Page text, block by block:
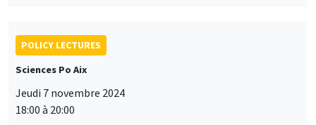
POLICY LECTURES
Sciences Po Aix
Jeudi 7 novembre 2024
18:00 à 20:00